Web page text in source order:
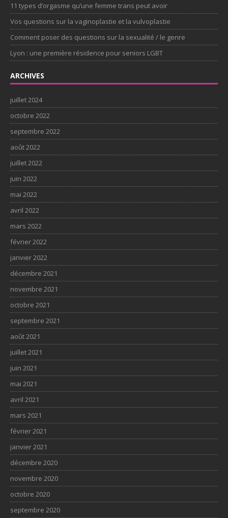
11 types d’orgasme qu’une femme trans peut avoir
Vos questions sur la vaginoplastie et la vulvoplastie
Comment poser des questions sur la sexualité / le genre
Lyon : une première résidence pour seniors LGBT
ARCHIVES
juillet 2024
octobre 2022
septembre 2022
août 2022
juillet 2022
juin 2022
mai 2022
avril 2022
mars 2022
février 2022
janvier 2022
décembre 2021
novembre 2021
octobre 2021
septembre 2021
août 2021
juillet 2021
juin 2021
mai 2021
avril 2021
mars 2021
février 2021
janvier 2021
décembre 2020
novembre 2020
octobre 2020
septembre 2020